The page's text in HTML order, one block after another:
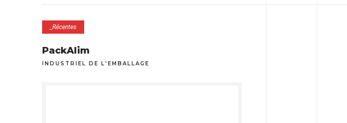
_Récentes
PackAlim
INDUSTRIEL DE L'EMBALLAGE